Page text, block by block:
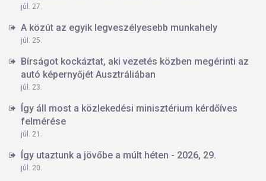
júl. 27.
A közút az egyik legveszélyesebb munkahely
júl. 25.
Bírságot kockáztat, aki vezetés közben megérinti az
autó képernyőjét Ausztráliában
júl. 23.
Így áll most a közlekedési minisztérium kérdőíves
felmérése
júl. 21.
Így utaztunk a jövőbe a múlt héten - 2026, 29.
júl. 20.